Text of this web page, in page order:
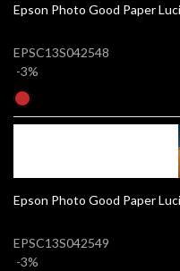
EPSC13S042548
-3%
EPSC13S042549
-3%